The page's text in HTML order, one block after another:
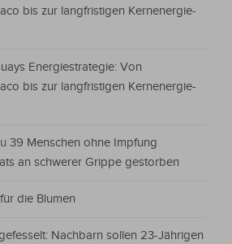
bis zur langfristigen Kernenergie-
Energiestrategie: Von
bis zur langfristigen Kernenergie-
39 Menschen ohne Impfung
an schwerer Grippe gestorben
die Blumen
Nachbarn sollen 23-Jährigen